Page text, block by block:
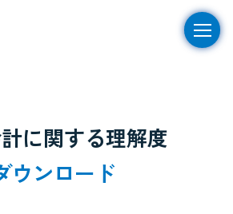
に関する理解度
ウンロード